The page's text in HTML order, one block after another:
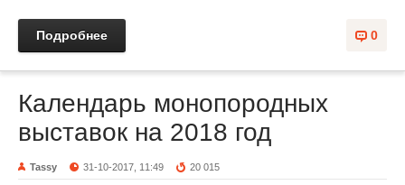
0
Подробнее
Календарь монопородных
выставок на 2018 год
Tassy 31-10-2017, 11:49 20 015